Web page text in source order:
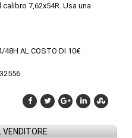
7,62x54R. Usa una
48H AL COSTO DI 10€